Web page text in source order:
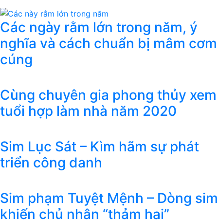
Các ngày rằm lớn trong năm, ý
nghĩa và cách chuẩn bị mâm cơm
cúng
Cùng chuyên gia phong thủy xem
tuổi hợp làm nhà năm 2020
Sim Lục Sát – Kìm hãm sự phát
triển công danh
Sim phạm Tuyệt Mệnh – Dòng sim
khiến chủ nhân “thảm hại”